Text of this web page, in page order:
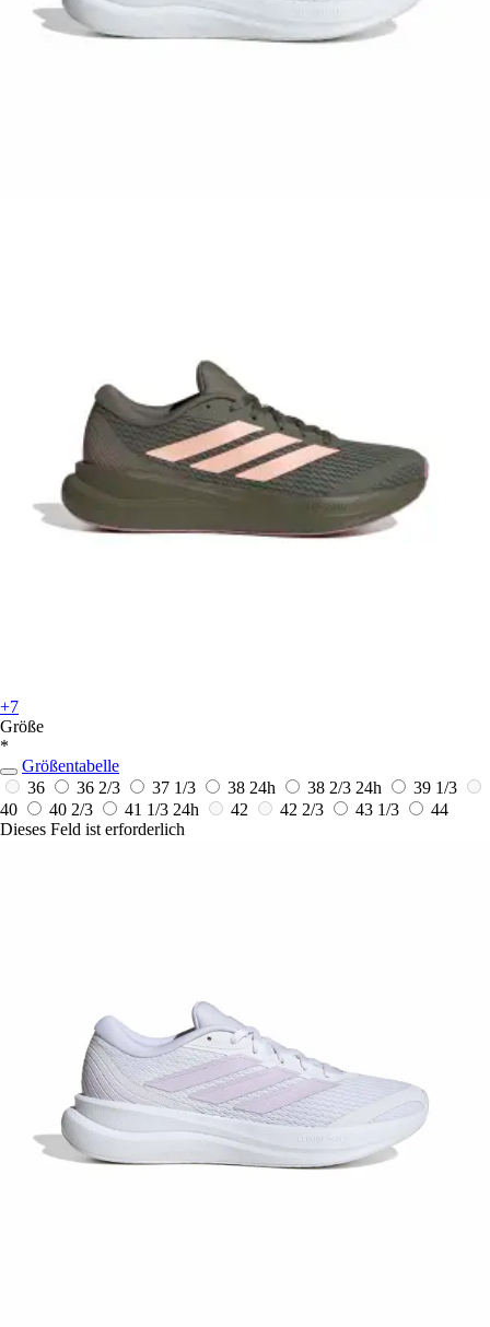
+7
Größe
*
Größentabelle
36
36 2/3 37 1/3 38 24h 38 2/3 24h
39 1/3
40
40 2/3 41 1/3 24h 42 42 2/3 43 1/3
44
Dieses Feld ist erforderlich